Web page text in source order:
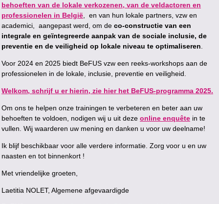
A
Y
T
E
T
T
I
N
G
P
R
behoeften van de lokale verkozenen, van de veldactoren en
professionelen in België , en van hun lokale partners, vzw en
academici, aangepast werd, om de co-constructie van een
integrale en geïntegreerde aanpak van de sociale inclusie, de
preventie en de veiligheid op lokale niveau te optimaliseren
Voor 2024 en 2025 biedt BeFUS vzw een reeks-workshops aan de
professionelen in de lokale, inclusie, preventie en veiligheid.
Welkom, schrijf u er hierin, zie hier het BeFUS-programma 2025.
Om ons te helpen onze trainingen te verbeteren en beter aan uw
behoeften te voldoen, nodigen wij u uit deze online enquête in te
vullen. Wij waarderen uw mening en danken u voor uw deelname!
Ik blijf beschikbaar voor alle verdere informatie. Zorg voor u en uw
naasten en tot binnenkort !
Met vriendelijke groeten,
Laetitia NOLET, Algemene afgevaardigde